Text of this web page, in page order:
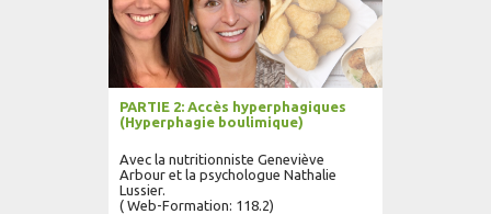
PARTIE 2: Accès hyperphagiques
(Hyperphagie boulimique)
Avec la nutritionniste Geneviève
Arbour et la psychologue Nathalie
Lussier.
( Web-Formation: 118.2)